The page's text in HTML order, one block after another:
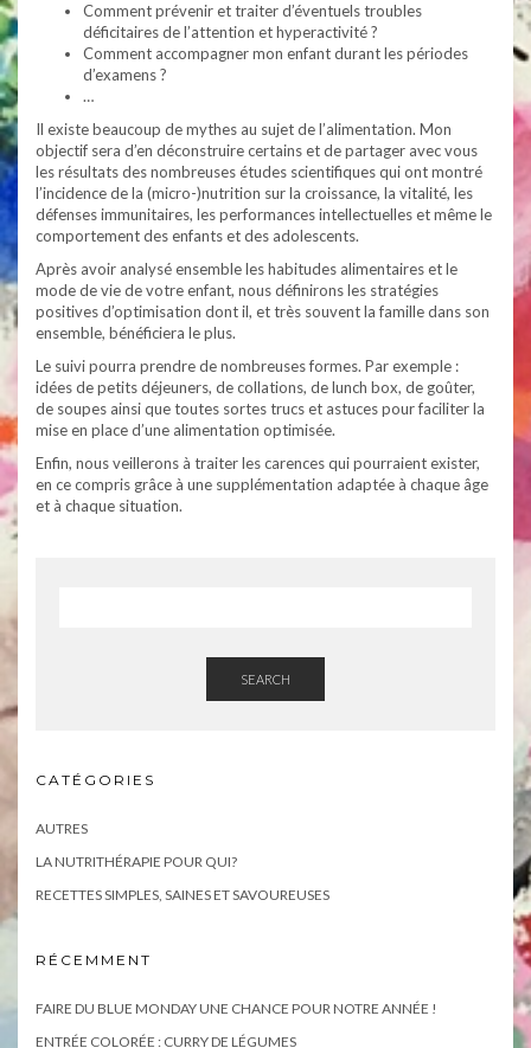
Comment prévenir et traiter d’éventuels troubles
déficitaires de l’attention et hyperactivité ?
Comment accompagner mon enfant durant les périodes
d’examens ?
…
Il existe beaucoup de mythes au sujet de l’alimentation. Mon
objectif sera d’en déconstruire certains et de partager avec vous
les résultats des nombreuses études scientifiques qui ont montré
l’incidence de la (micro-)nutrition sur la croissance, la vitalité, les
défenses immunitaires, les performances intellectuelles et même le
comportement des enfants et des adolescents.
Après avoir analysé ensemble les habitudes alimentaires et le
mode de vie de votre enfant, nous définirons les stratégies
positives d’optimisation dont il, et très souvent la famille dans son
ensemble, bénéficiera le plus.
Le suivi pourra prendre de nombreuses formes. Par exemple :
idées de petits déjeuners, de collations, de lunch box, de goûter,
de soupes ainsi que toutes sortes trucs et astuces pour faciliter la
mise en place d’une alimentation optimisée.
Enfin, nous veillerons à traiter les carences qui pourraient exister,
en ce compris grâce à une supplémentation adaptée à chaque âge
et à chaque situation.
SEARCH
CATÉGORIES
AUTRES
LA NUTRITHÉRAPIE POUR QUI?
RECETTES SIMPLES, SAINES ET SAVOUREUSES
RÉCEMMENT
FAIRE DU BLUE MONDAY UNE CHANCE POUR NOTRE ANNÉE !
ENTRÉE COLORÉE : CURRY DE LÉGUMES